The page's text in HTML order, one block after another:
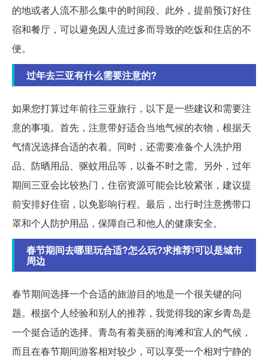
的地或者人流不那么集中的时间段。此外，提前预订好住
宿和餐厅，可以避免因人流过多而导致的吃饭和住店的不
便。
过年去三亚有什么需要注意的?
如果您打算过年前往三亚旅行，以下是一些建议和需要注
意的事项。首先，注意带好适合当地气候的衣物，根据天
气情况选择合适的衣着。同时，还需要准备个人洗护用
品、防晒用品、驱蚊用品等，以备不时之需。另外，过年
期间三亚会比较热门，住宿资源可能会比较紧张，建议提
前安排好住宿，以免影响行程。最后，出行时注意携带口
罩和个人防护用品，保障自己和他人的健康安全。
春节期间去哪里玩合适?怎么玩?求推荐!可以是城市
周边
春节期间选择一个合适的旅游目的地是一个很关键的问
题。根据个人经验和别人的推荐，我觉得我的家乡青岛是
一个挺合适的选择。青岛有着美丽的海滩和宜人的气候，
而且在春节期间游客相对较少，可以享受一个相对宁静的